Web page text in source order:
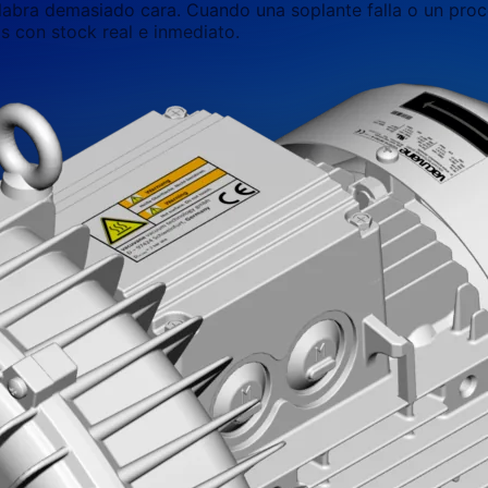
demasiado cara. Cuando una soplante falla o un
con stock real e inmediato.